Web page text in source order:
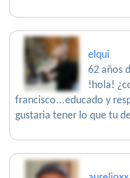
elqui
62 años
!hola!
francisco...educado y
gustaria tener lo que tu